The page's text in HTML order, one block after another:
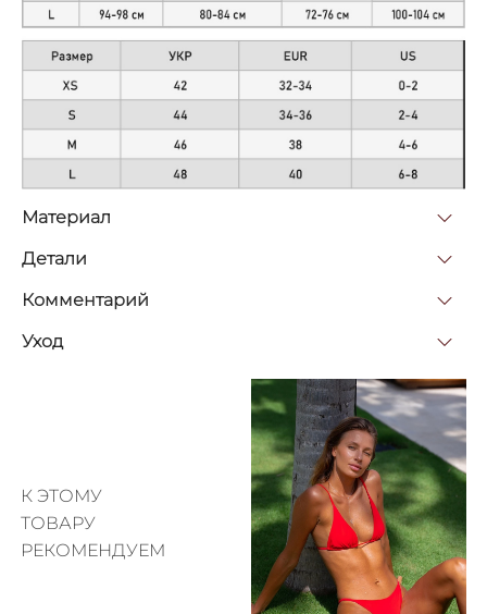
Материал
Детали
Комментарий
Уход
К ЭТОМУ
ТОВАРУ
РЕКОМЕНДУЕМ